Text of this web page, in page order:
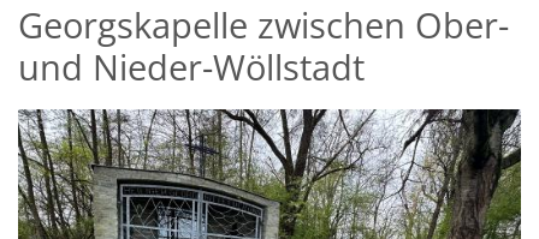
Georgskapelle zwischen Ober-
und Nieder-Wöllstadt